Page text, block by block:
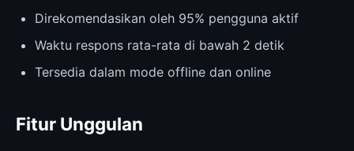
Direkomendasikan oleh 95% pengguna aktif
Waktu respons rata-rata di bawah 2 detik
Tersedia dalam mode offline dan online
Fitur Unggulan